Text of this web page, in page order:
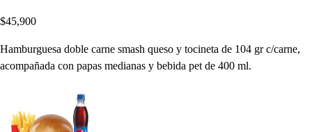
$45,900
Hamburguesa doble carne smash queso y tocineta de 104 gr c/carne,
acompañada con papas medianas y bebida pet de 400 ml.